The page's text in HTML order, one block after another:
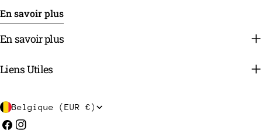
En savoir plus
En savoir plus
Liens Utiles
P
a
Belgique (EUR €)
Facebook
Instagram